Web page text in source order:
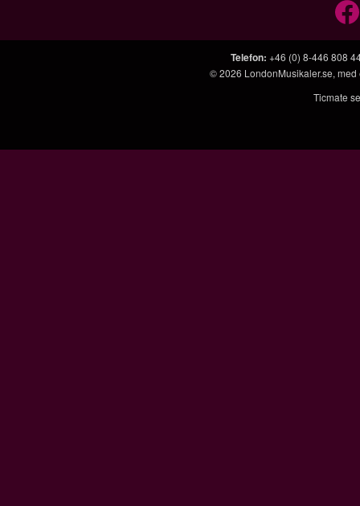
Telefon: +46 (0) 8-446 808
© 2026 LondonMusikaler.se,
Ticmate